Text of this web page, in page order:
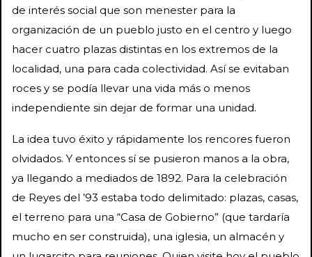
de interés social que son menester para la
organización de un pueblo justo en el centro y luego
hacer cuatro plazas distintas en los extremos de la
localidad, una para cada colectividad. Así se evitaban
roces y se podía llevar una vida más o menos
independiente sin dejar de formar una unidad.
La idea tuvo éxito y rápidamente los rencores fueron
olvidados. Y entonces sí se pusieron manos a la obra,
ya llegando a mediados de 1892. Para la celebración
de Reyes del ’93 estaba todo delimitado: plazas, casas,
el terreno para una “Casa de Gobierno” (que tardaría
mucho en ser construida), una iglesia, un almacén y